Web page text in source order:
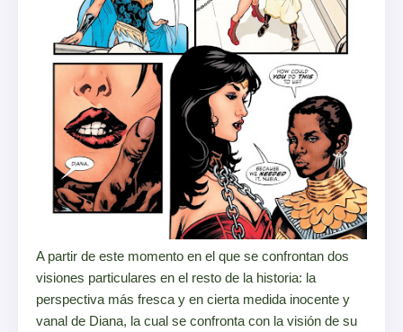
A partir de este momento en el que se confrontan dos
visiones particulares en el resto de la historia: la
perspectiva más fresca y en cierta medida inocente y
vanal de Diana, la cual se confronta con la visión de su